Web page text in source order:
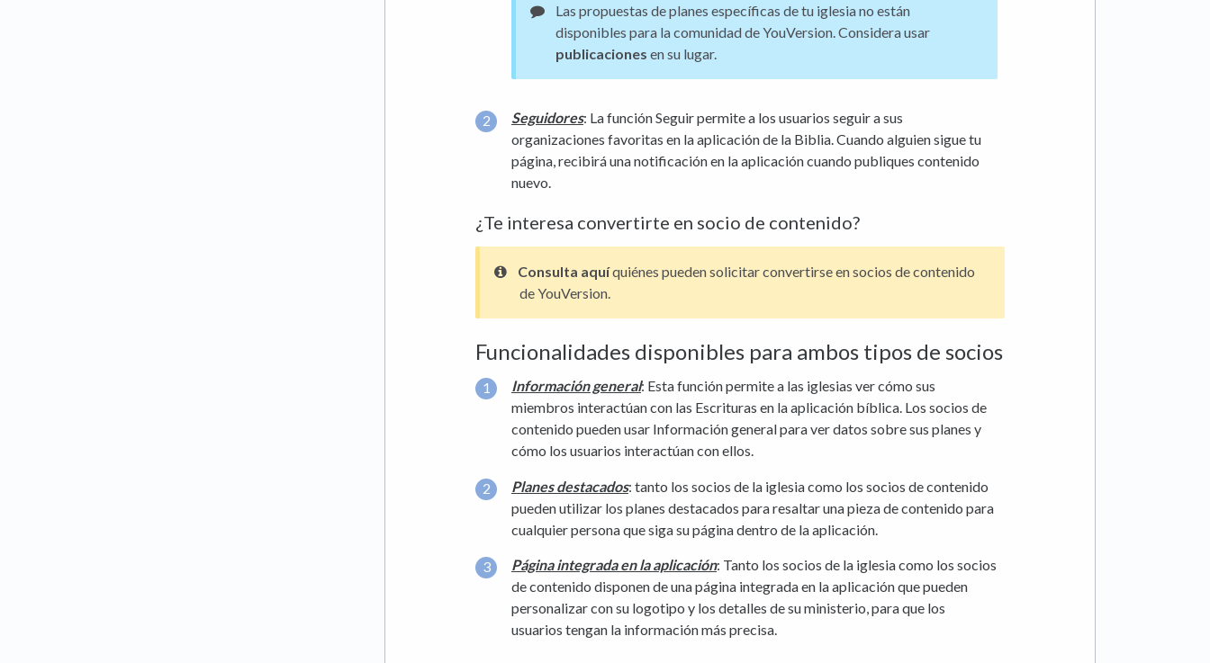
Las propuestas de planes específicas de tu iglesia no están
disponibles para la comunidad de YouVersion. Considera usar
publicaciones en su lugar.
Seguidores: La función Seguir permite a los usuarios seguir a sus
organizaciones favoritas en la aplicación de la Biblia. Cuando alguien sigue tu
página, recibirá una notificación en la aplicación cuando publiques contenido
nuevo.
¿Te interesa convertirte en socio de contenido?
Consulta aquíquiénes pueden solicitar convertirse en socios de contenido
de YouVersion.
Funcionalidades disponibles para ambos tipos de socios
Información general: Esta función permite a las iglesias ver cómo sus
miembros interactúan con las Escrituras en la aplicación bíblica. Los socios de
contenido pueden usar Información general para ver datos sobre sus planes y
cómo los usuarios interactúan con ellos.
Planes destacados: tanto los socios de la iglesia como los socios de contenido
pueden utilizar los planes destacados para resaltar una pieza de contenido para
cualquier persona que siga su página dentro de la aplicación.
Página integrada en la aplicación: Tanto los socios de la iglesia como los socios
de contenido disponen de una página integrada en la aplicación que pueden
personalizar con su logotipo y los detalles de su ministerio, para que los
usuarios tengan la información más precisa.